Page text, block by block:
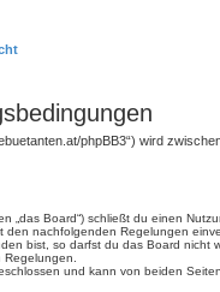
phpBB3“) wird
„das Board“) schließt du einen
den nachfolgenden Regelungen
bist, so darfst du das Board nicht
und kann von beiden